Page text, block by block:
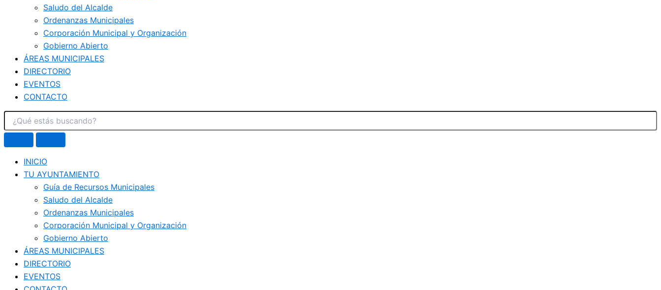
Saludo del Alcalde
Ordenanzas Municipales
Corporación Municipal y Organización
Gobierno Abierto
ÁREAS MUNICIPALES
DIRECTORIO
EVENTOS
CONTACTO
INICIO
TU AYUNTAMIENTO
Guía de Recursos Municipales
Saludo del Alcalde
Ordenanzas Municipales
Corporación Municipal y Organización
Gobierno Abierto
ÁREAS MUNICIPALES
DIRECTORIO
EVENTOS